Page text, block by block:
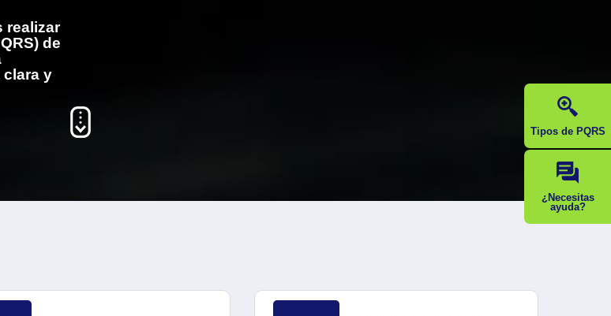
Tipos de PQRS
¿Necesitas
ayuda?
realizar
de
y